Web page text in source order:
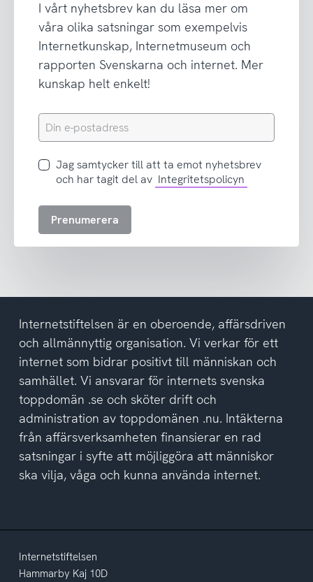
I vårt nyhetsbrev kan du läsa mer om
våra olika satsningar som exempelvis
Internetkunskap, Internetmuseum och
rapporten Svenskarna och internet. Mer
kunskap helt enkelt!
Din
e-
Jag
samtycker
att
del
av
integritetspolicyn
Jag samtycker till att ta emot nyhetsbrev
och har tagit del av Integritetspolicyn
Prenumerera
Internetstiftelsen är en oberoende, affärsdriven
och allmännyttig organisation. Vi verkar för ett
internet som bidrar positivt till människan och
samhället. Vi ansvarar för internets svenska
toppdomän .se och sköter drift och
administration av toppdomänen .nu. Intäkterna
från affärsverksamheten finansierar en rad
satsningar i syfte att möjliggöra att människor
ska vilja, våga och kunna använda internet.
Internetstiftelsen
Hammarby Kaj 10D